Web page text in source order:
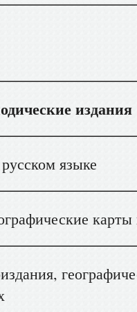
издания
языке